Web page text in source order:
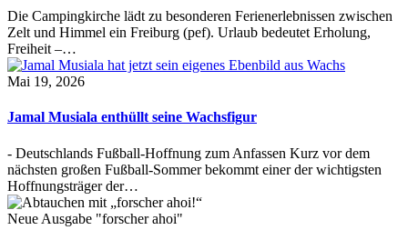
Die Campingkirche lädt zu besonderen Ferienerlebnissen zwischen
Zelt und Himmel ein Freiburg (pef). Urlaub bedeutet Erholung,
Freiheit –…
Mai 19, 2026
Jamal Musiala enthüllt seine Wachsfigur
- Deutschlands Fußball-Hoffnung zum Anfassen Kurz vor dem
nächsten großen Fußball-Sommer bekommt einer der wichtigsten
Hoffnungsträger der…
Neue Ausgabe "forscher ahoi"